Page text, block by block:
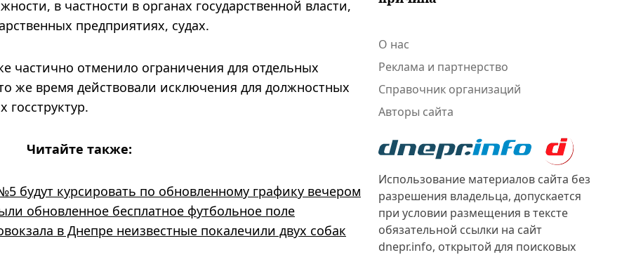
в частности в органах государственной власти,
предприятиях, судах.
частично отменило ограничения для отдельных
же время действовали исключения для должностных
Читайте также:
будут курсировать по обновленному графику вечером
обновленное бесплатное футбольное поле
в Днепре неизвестные покалечили двух собак
О нас
Реклама и партнерство
Справочник организаций
Авторы сайта
Использование материалов сайта без
разрешения владельца, допускается
при условии размещения в тексте
обязательной ссылки на сайт
dnepr.info, открытой для поисковых